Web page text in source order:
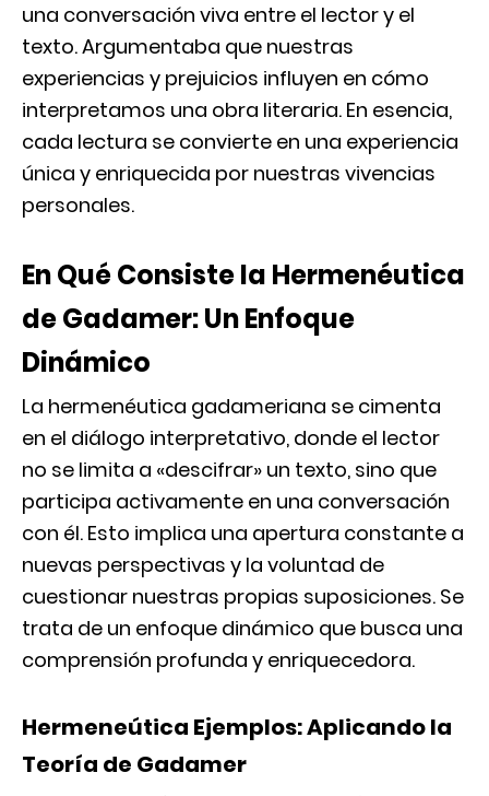
una conversación viva entre el lector y el
texto. Argumentaba que nuestras
experiencias y prejuicios influyen en cómo
interpretamos una obra literaria. En esencia,
cada lectura se convierte en una experiencia
única y enriquecida por nuestras vivencias
personales.
En Qué Consiste la Hermenéutica
de Gadamer: Un Enfoque
Dinámico
La hermenéutica gadameriana se cimenta
en el diálogo interpretativo, donde el lector
no se limita a «descifrar» un texto, sino que
participa activamente en una conversación
con él. Esto implica una apertura constante a
nuevas perspectivas y la voluntad de
cuestionar nuestras propias suposiciones. Se
trata de un enfoque dinámico que busca una
comprensión profunda y enriquecedora.
Hermeneútica Ejemplos: Aplicando la
Teoría de Gadamer